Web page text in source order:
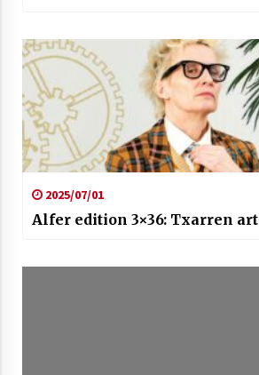
2025/07/01
Alfer edition 3×36: Txarren